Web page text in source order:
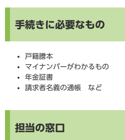
手続きに必要なもの
戸籍謄本
マイナンバーがわかるもの
年金証書
請求者名義の通帳 など
担当の窓口